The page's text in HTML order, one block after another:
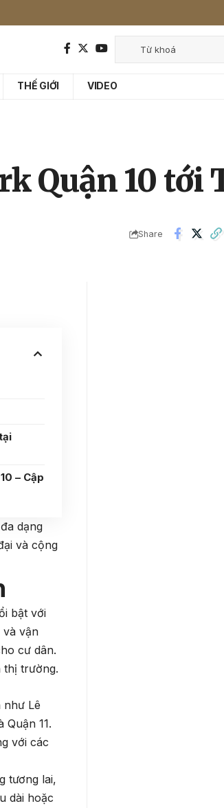
THẾ GIỚI VIDEO
Quận 10 tới
Share
– Cập
dạng
và cộng
bật với
và vận
cư dân.
thị trường.
như Lê
11.
với các
tương lai,
dài hoặc